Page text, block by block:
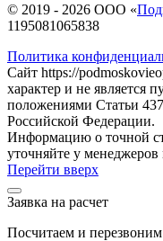
© 2019 - 2026 ООО «
1195081065838
Политика
Сайт https://
характер и не является
положениями Статьи
Российской Федерации.
Информацию о точной
уточняйте у менеджеров
Перейти вверх
Заявка на расчет
Посчитаем и